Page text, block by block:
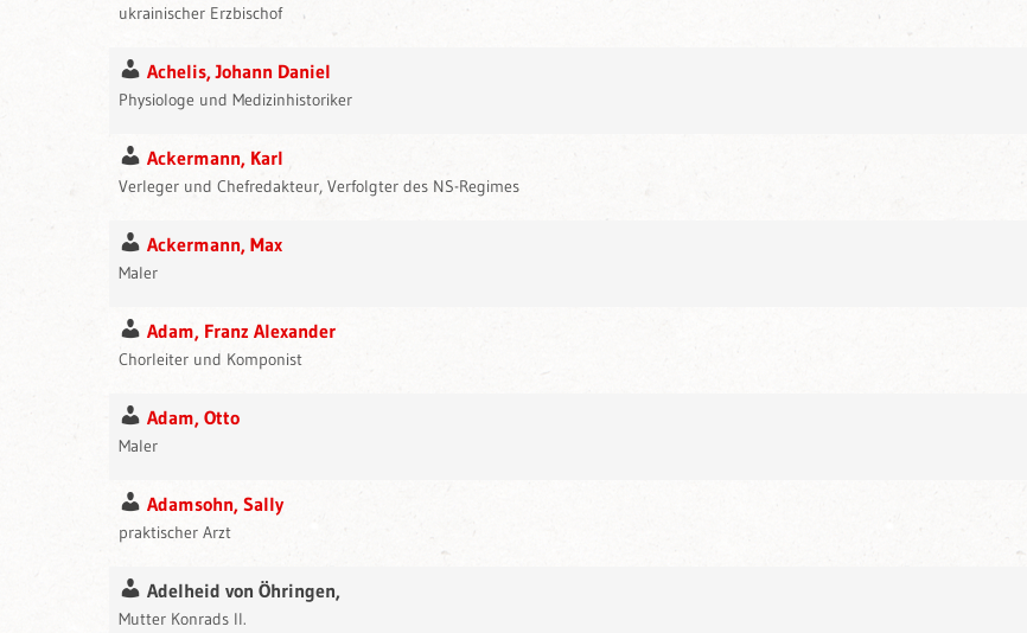
ukrainischer Erzbischof
Achelis, Johann Daniel
Physiologe und Medizinhistoriker
Ackermann, Karl
Verleger und Chefredakteur, Verfolgter des NS-Regimes
Ackermann, Max
Maler
Adam, Franz Alexander
Chorleiter und Komponist
Adam, Otto
Maler
Adamsohn, Sally
praktischer Arzt
Adelheid von Öhringen,
Mutter Konrads II.